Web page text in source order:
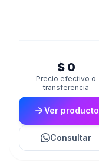
$ 0
Precio efectivo o
transferencia
Ver producto
Consultar